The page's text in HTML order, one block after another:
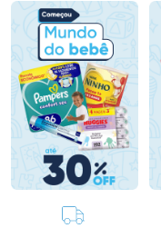
Benefícios